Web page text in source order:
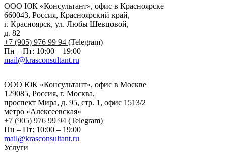
ООО ЮК «Консультант», офис в Красноярске
660043, Россия, Красноярский край,
г. Красноярск, ул. Любы Шевцовой,
д. 82
+7 (905) 976 99 94 (Telegram)
Пн – Пт: 10:00 – 19:00
mail@krasconsultant.ru
ООО ЮК «Консультант», офис в Москве
129085, Россия, г. Москва,
проспект Мира, д. 95, стр. 1, офис 1513/2
метро «Алексеевская»
+7 (905) 976 99 94 (Telegram)
Пн – Пт: 10:00 – 19:00
mail@krasconsultant.ru
Услуги